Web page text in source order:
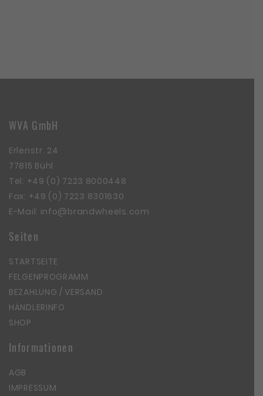
WVA GmbH
Erlenstr. 24
77815 Bühl
Tel: +49 (0) 7223 8000448
Fax: +49 (0) 7223 8301630
E-Mail: info@brandwheels.com
Seiten
STARTSEITE
FELGENPROGRAMM
BEZAHLUNG / VERSAND
HÄNDLERINFO
SHOP
Informationen
AGB
IMPRESSUM